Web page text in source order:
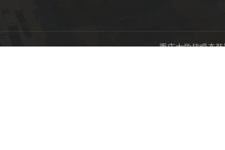
重庆大学超瞬态装